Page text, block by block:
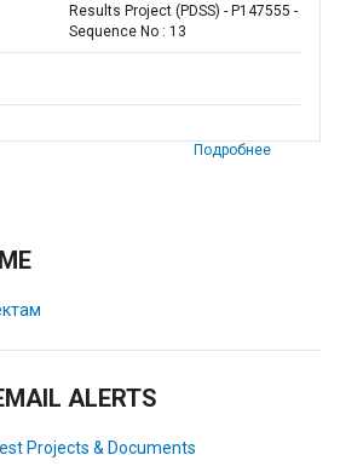
Results Project (PDSS) - P147555 -
Sequence No : 13
Подробнее
ALERTS
Projects & Documents